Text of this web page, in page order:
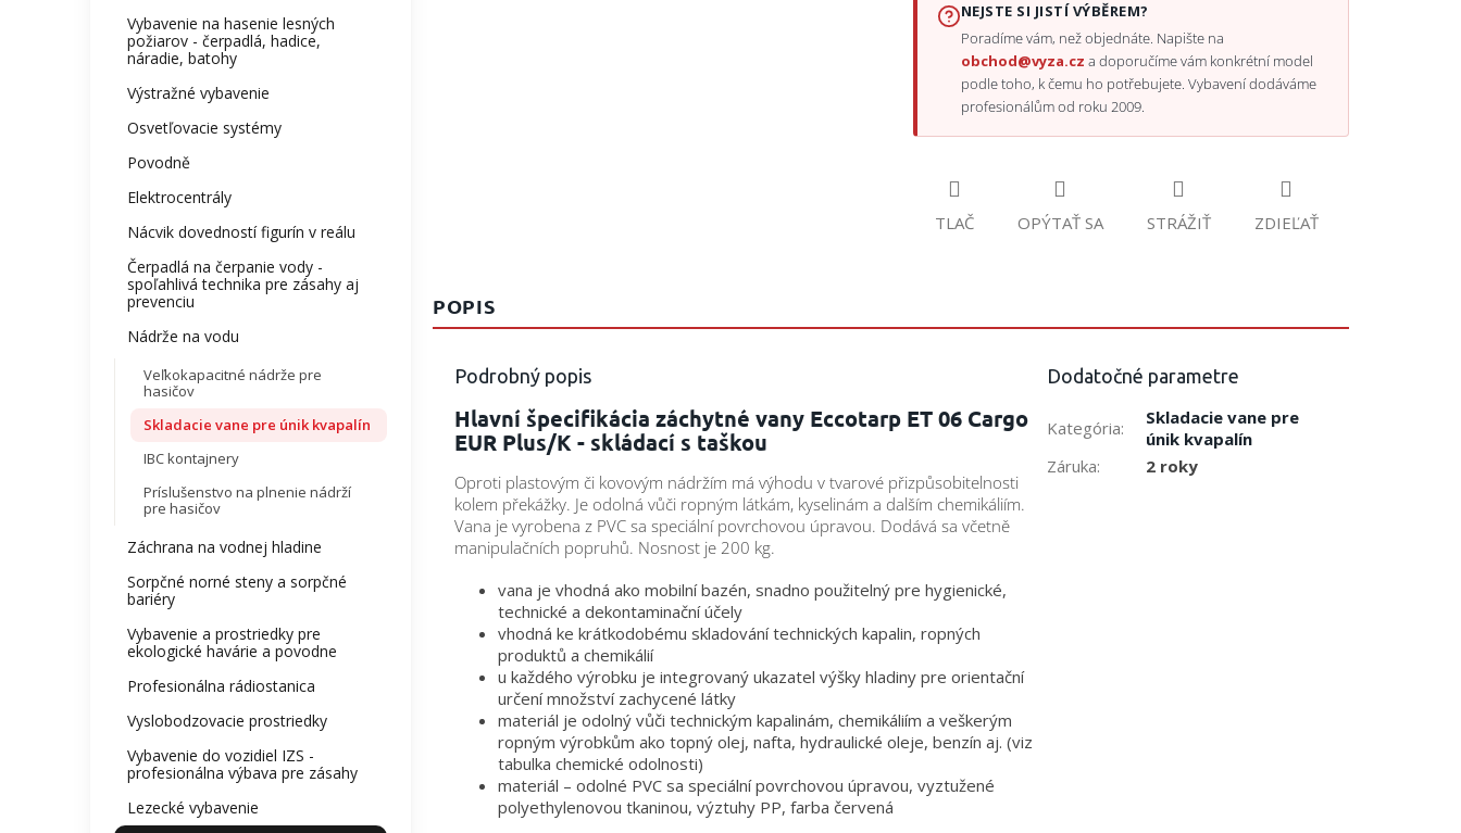
Vybavenie na hasenie lesných
požiarov - čerpadlá, hadice,
náradie, batohy
Výstražné vybavenie
Osvetľovacie systémy
Povodně
Elektrocentrály
Nácvik dovedností figurín v reálu
Čerpadlá na čerpanie vody -
spoľahlivá technika pre zásahy aj
prevenciu
Nádrže na vodu
Veľkokapacitné nádrže pre
hasičov
Skladacie vane pre únik kvapalín
IBC kontajnery
Príslušenstvo na plnenie nádrží
pre hasičov
Záchrana na vodnej hladine
Sorpčné norné steny a sorpčné
bariéry
Vybavenie a prostriedky pre
ekologické havárie a povodne
Profesionálna rádiostanica
Vyslobodzovacie prostriedky
Vybavenie do vozidiel IZS -
profesionálna výbava pre zásahy
Lezecké vybavenie
NEJSTE SI JISTÍ VÝBĚREM?
Poradíme vám, než objednáte. Napište na
obchod@vyza.cz a doporučíme vám konkrétní model
podle toho, k čemu ho potřebujete. Vybavení dodáváme
profesionálům od roku 2009.
TLAČ OPÝTAŤ SA STRÁŽIŤ ZDIEĽAŤ
POPIS
Podrobný popis
Hlavní špecifikácia záchytné vany Eccotarp ET 06 Cargo
EUR Plus/K - skládací s taškou
Oproti plastovým či kovovým nádržím má výhodu v tvarové přizpůsobitelnosti
kolem překážky. Je odolná vůči ropným látkám, kyselinám a dalším chemikáliím.
Vana je vyrobena z PVC sa speciální povrchovou úpravou. Dodává sa včetně
manipulačních popruhů. Nosnost je 200 kg.
vana je vhodná ako mobilní bazén, snadno použitelný pre hygienické,
technické a dekontaminační účely
vhodná ke krátkodobému skladování technických kapalin, ropných
produktů a chemikálií
u každého výrobku je integrovaný ukazatel výšky hladiny pre orientační
určení množství zachycené látky
materiál je odolný vůči technickým kapalinám, chemikáliím a veškerým
ropným výrobkům ako topný olej, nafta, hydraulické oleje, benzín aj. (viz
tabulka chemické odolnosti)
materiál – odolné PVC sa speciální povrchovou úpravou, vyztužené
polyethylenovou tkaninou, výztuhy PP, farba červená
Dodatočné parametre
Kategória:
Skladacie vane pre
únik kvapalín
Záruka: 2 roky